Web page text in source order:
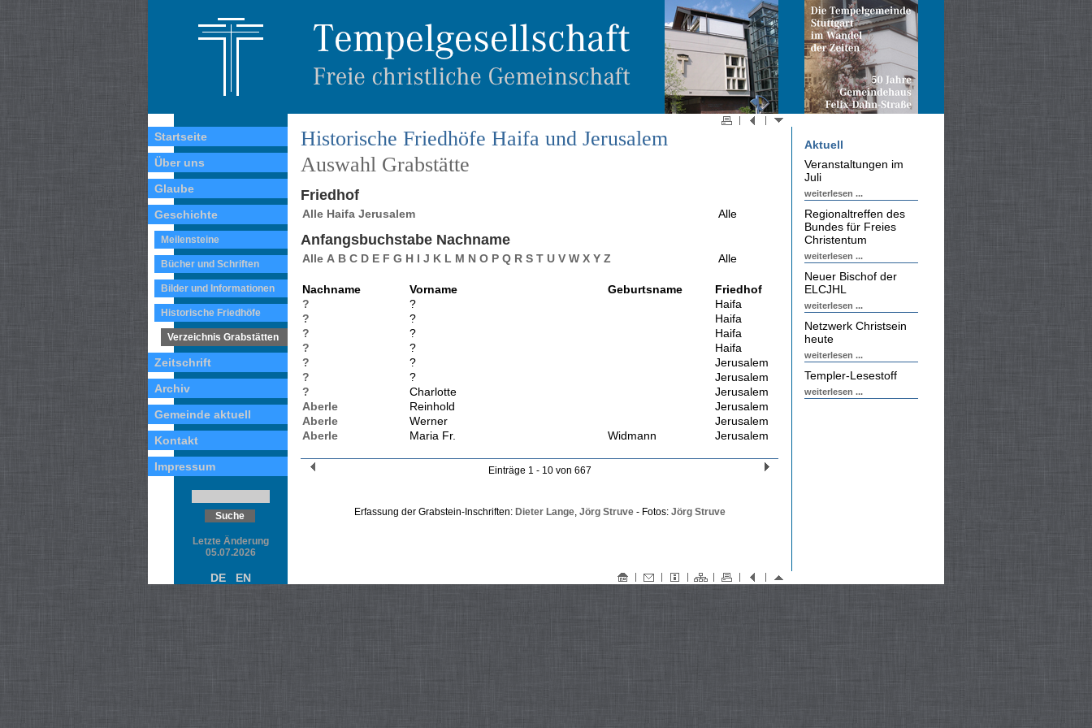
Startseite
Über uns
Glaube
Geschichte
Meilensteine
Bücher und Schriften
Bilder und Informationen
Historische Friedhöfe
Verzeichnis Grabstätten
Zeitschrift
Archiv
Gemeinde aktuell
Kontakt
Impressum
Letzte Änderung
05.07.2026
Historische Friedhöfe Haifa und Jerusalem
Auswahl Grabstätte
Friedhof
Alle Haifa Jerusalem Alle
Anfangsbuchstabe Nachname
Alle A B C D E F G H I J K L M N O P Q R S T U V W X Y Z Alle
Nachname Vorname Geburtsname
Friedhof
?
?
Haifa
?
?
Haifa
?
?
Haifa
?
?
Haifa
?
?
Jerusalem
?
?
Jerusalem
?
Charlotte
Jerusalem
Aberle
Reinhold
Jerusalem
Aberle
Werner
Jerusalem
Aberle
Maria Fr. Widmann Jerusalem
Einträge 1 - 10 von 667
Erfassung der Grabstein-Inschriften: Dieter Lange, Jörg Struve- Fotos: Jörg Struve
Aktuell
Veranstaltungen im
Juli
weiterlesen ...
Regionaltreffen des
Bundes für Freies
Christentum
weiterlesen ...
Neuer Bischof der
ELCJHL
weiterlesen ...
Netzwerk Christsein
heute
weiterlesen ...
Templer-Lesestoff
weiterlesen ...
DE EN